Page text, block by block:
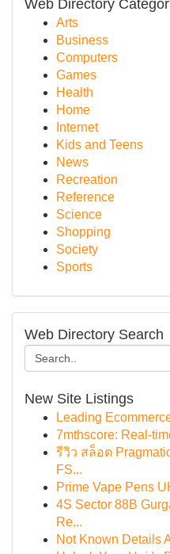
Web Directory
Arts
Business
Computers
Games
Health
Home
Internet
Kids and Teens
News
Recreation
Reference
Science
Shopping
Society
Sports
Web Directory Search
New Site Listings
Leading
7mthscore: Real-
รีวิว สล็อต
FS...
Prime Vape Pens
4S Sector 88B
Re...
Not Known Details